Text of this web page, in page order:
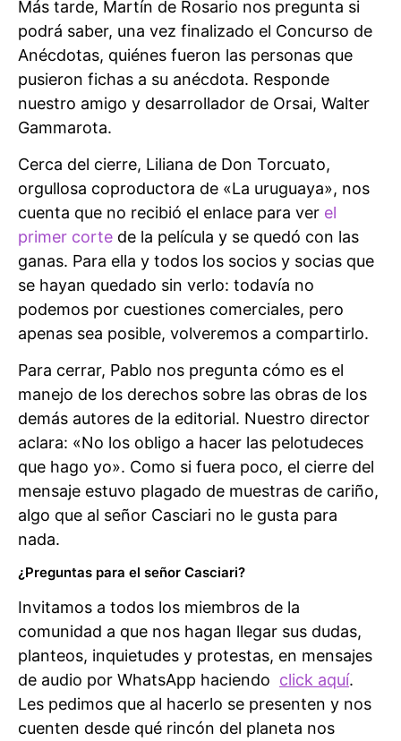
Más tarde, Martín de Rosario nos pregunta si
podrá saber, una vez finalizado el Concurso de
Anécdotas, quiénes fueron las personas que
pusieron fichas a su anécdota. Responde
nuestro amigo y desarrollador de Orsai, Walter
Gammarota.
Cerca del cierre, Liliana de Don Torcuato,
orgullosa coproductora de «La uruguaya», nos
cuenta que no recibió el enlace para ver el
primer corte de la película y se quedó con las
ganas. Para ella y todos los socios y socias que
se hayan quedado sin verlo: todavía no
podemos por cuestiones comerciales, pero
apenas sea posible, volveremos a compartirlo.
Para cerrar, Pablo nos pregunta cómo es el
manejo de los derechos sobre las obras de los
demás autores de la editorial. Nuestro director
aclara: «No los obligo a hacer las pelotudeces
que hago yo». Como si fuera poco, el cierre del
mensaje estuvo plagado de muestras de cariño,
algo que al señor Casciari no le gusta para
nada.
¿Preguntas para el señor Casciari?
Invitamos a todos los miembros de la
comunidad a que nos hagan llegar sus dudas,
planteos, inquietudes y protestas, en mensajes
de audio por WhatsApp haciendo click aquí.
Les pedimos que al hacerlo se presenten y nos
cuenten desde qué rincón del planeta nos